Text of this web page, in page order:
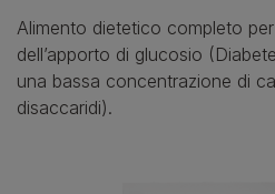
Alimento dietetico completo
dell’apporto di glucosio
una bassa concentrazione di
disaccaridi).